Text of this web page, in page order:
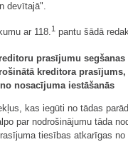
devītajā".
ar 118.1 pantu šādā
prasījumu segšanas
kreditora
nosacījuma iestāšanās
kas iegūti no tādas
par nodrošinājumu tāda
tiesības atkarīgas no